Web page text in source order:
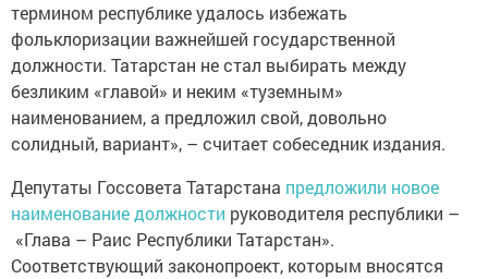
термином республике удалось избежать
фольклоризации важнейшей государственной
должности. Татарстан не стал выбирать между
безликим «главой» и неким «туземным»
наименованием, а предложил свой, довольно
солидный, вариант», – считает собеседник издания.
Депутаты Госсовета Татарстана предложили новое
наименование должности руководителя республики –
«Глава – Раис Республики Татарстан».
Соответствующий законопроект, которым вносятся